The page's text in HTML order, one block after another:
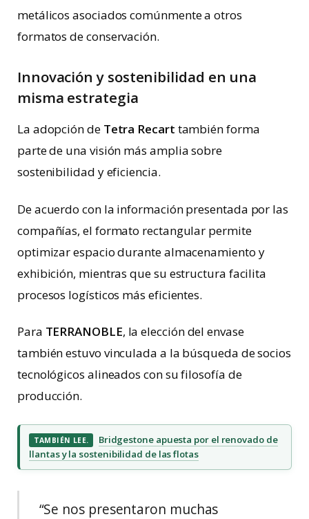
metálicos asociados comúnmente a otros
formatos de conservación.
Innovación y sostenibilidad en una
misma estrategia
La adopción de Tetra Recart también forma
parte de una visión más amplia sobre
sostenibilidad y eficiencia.
De acuerdo con la información presentada por las
compañías, el formato rectangular permite
optimizar espacio durante almacenamiento y
exhibición, mientras que su estructura facilita
procesos logísticos más eficientes.
Para TERRANOBLE, la elección del envase
también estuvo vinculada a la búsqueda de socios
tecnológicos alineados con su filosofía de
producción.
TAMBIÉN LEE.
Bridgestone apuesta por el renovado de
llantas y la sostenibilidad de las flotas
“Se nos presentaron muchas